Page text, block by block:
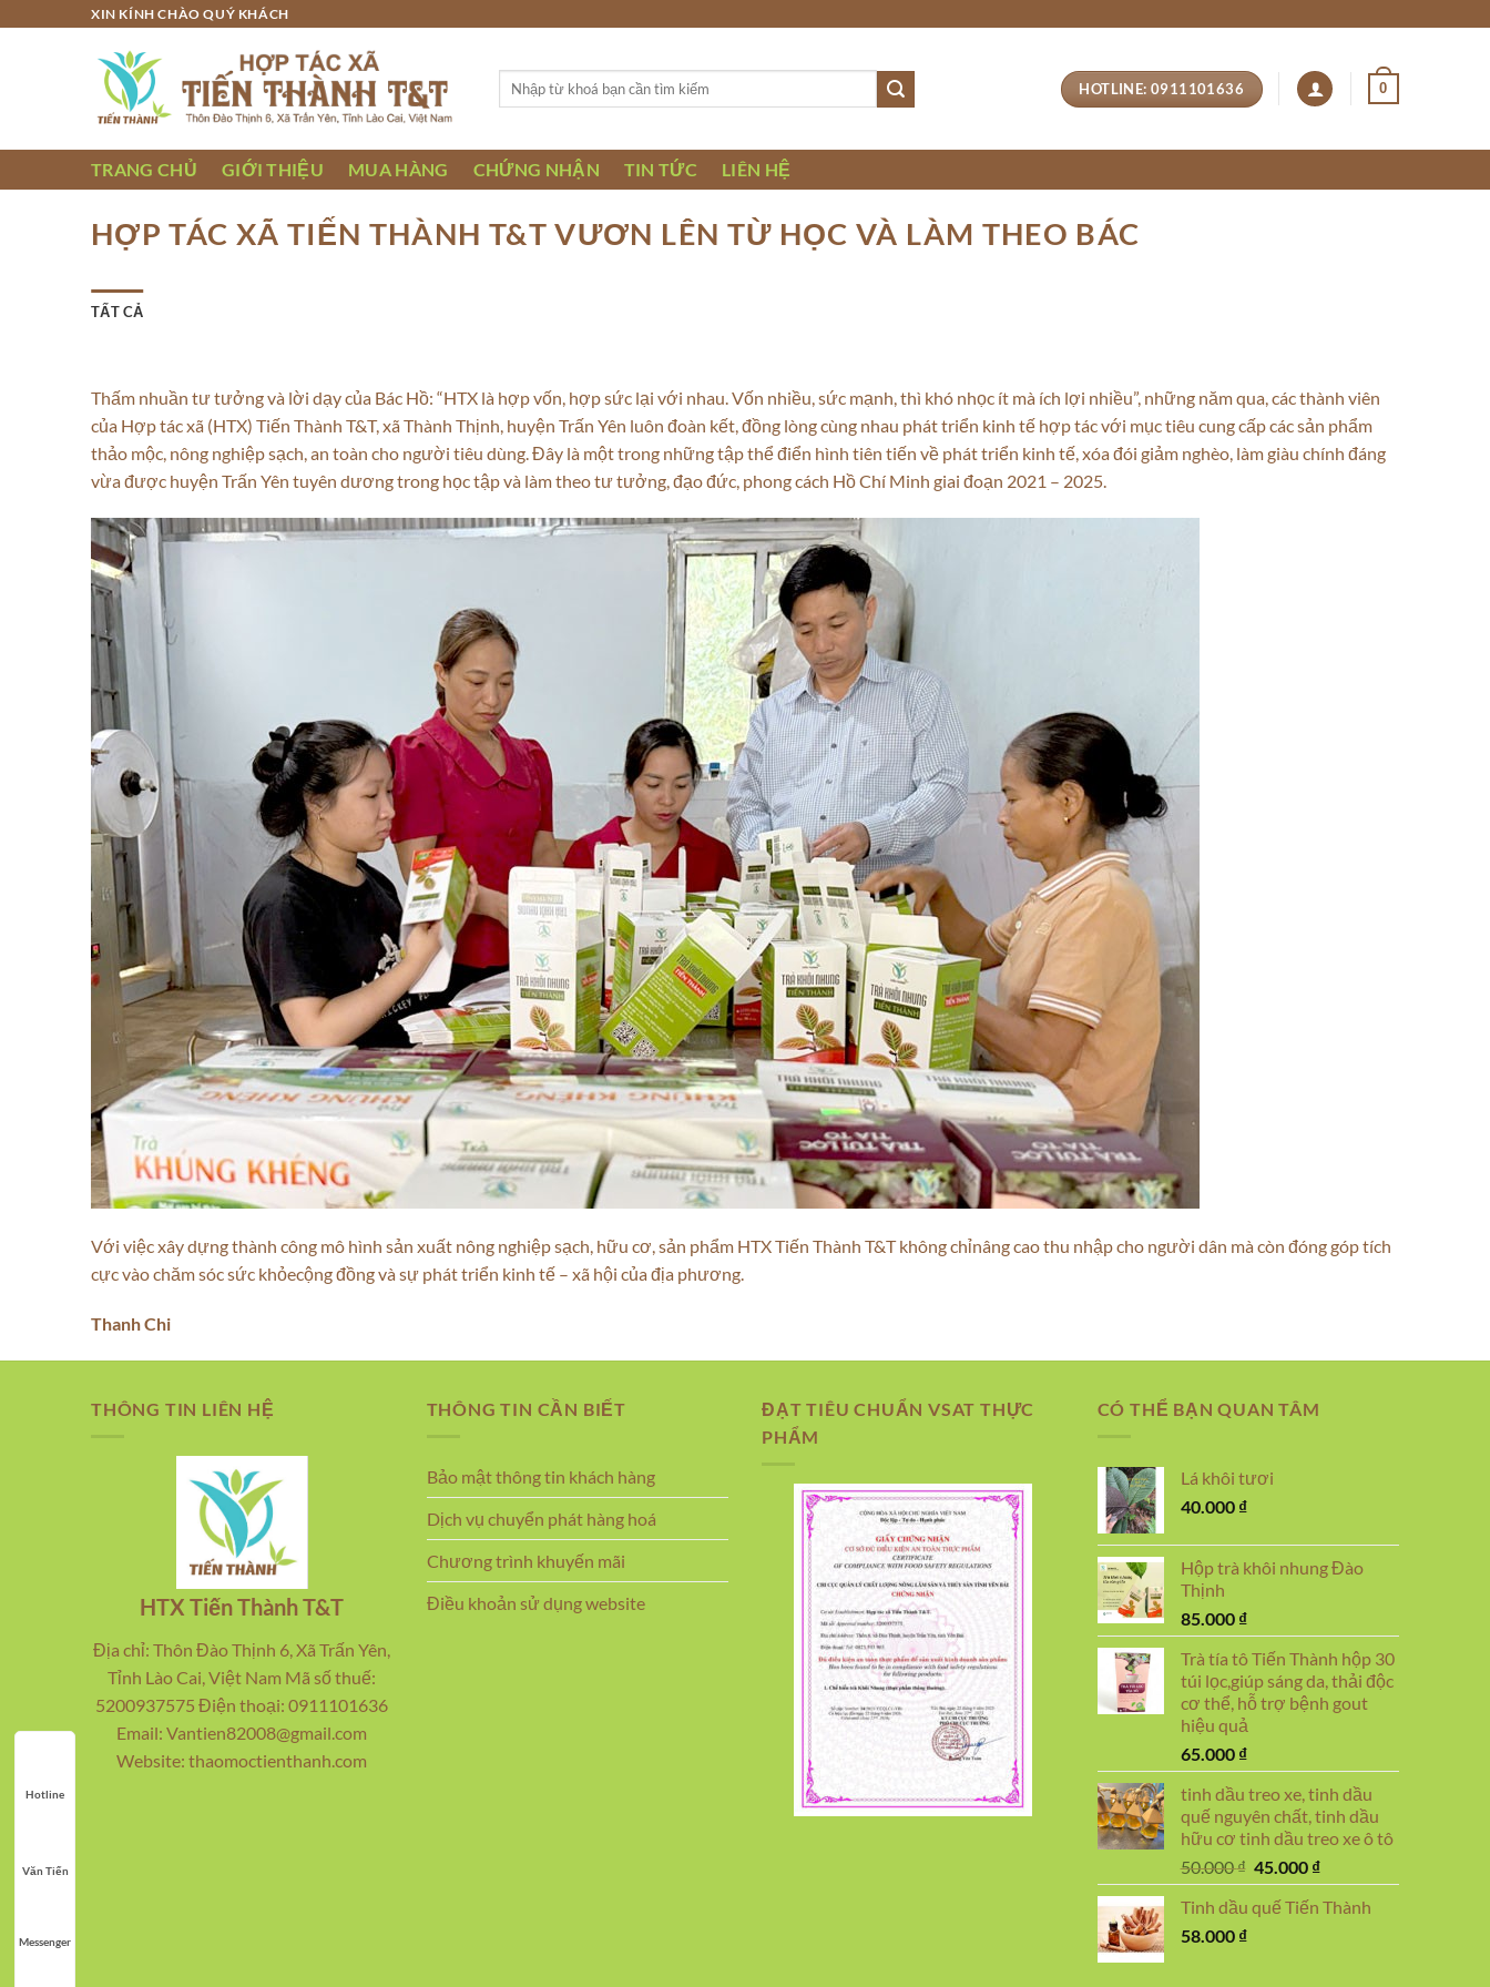
XIN KÍNH CHÀO QUÝ KHÁCH
Tìm
HOTLINE: 0911101636 0
TRANG CHỦ GIỚI THIỆU MUA HÀNG CHỨNG NHẬN TIN TỨC LIÊN HỆ
HỢP TÁC XÃ TIẾN THÀNH T&T VƯƠN LÊN TỪ HỌC VÀ LÀM THEO BÁC
TẤT CẢ
Thấm nhuần tư tưởng và lời dạy của Bác Hồ: “HTX là hợp vốn, hợp sức lại với nhau. Vốn nhiều, sức mạnh, thì khó nhọc ít mà ích lợi nhiều”, những năm qua, các thành viên
của Hợp tác xã (HTX) Tiến Thành T&T, xã Thành Thịnh, huyện Trấn Yên luôn đoàn kết, đồng lòng cùng nhau phát triển kinh tế hợp tác với mục tiêu cung cấp các sản phẩm
thảo mộc, nông nghiệp sạch, an toàn cho người tiêu dùng. Đây là một trong những tập thể điển hình tiên tiến về phát triển kinh tế, xóa đói giảm nghèo, làm giàu chính đáng
vừa được huyện Trấn Yên tuyên dương trong học tập và làm theo tư tưởng, đạo đức, phong cách Hồ Chí Minh giai đoạn 2021 – 2025.
Với việc xây dựng thành công mô hình sản xuất nông nghiệp sạch, hữu cơ, sản phẩm HTX Tiến Thành T&T không chỉnâng cao thu nhập cho người dân mà còn đóng góp tích
cực vào chăm sóc sức khỏecộng đồng và sự phát triển kinh tế – xã hội của địa phương.
Thanh Chi
THÔNG TIN LIÊN HỆ
HTX Tiến Thành T&T
Địa chỉ: Thôn Đào Thịnh 6, Xã Trấn Yên,
Tỉnh Lào Cai, Việt Nam Mã số thuế:
5200937575 Điện thoại: 0911101636
Email: Vantien82008@gmail.com
Website: thaomoctienthanh.com
THÔNG TIN CẦN BIẾT
Bảo mật thông tin khách hàng
Dịch vụ chuyển phát hàng hoá
Chương trình khuyến mãi
Điều khoản sử dụng website
ĐẠT TIÊU CHUẨN VSAT THỰC
PHẨM
CÓ THỂ BẠN QUAN TÂM
Lá khôi tươi
40.000 ₫
Hộp trà khôi nhung Đào
Thịnh
85.000 ₫
Trà tía tô Tiến Thành hộp 30
túi lọc,giúp sáng da, thải độc
cơ thể, hỗ trợ bệnh gout
hiệu quả
65.000 ₫
tinh dầu treo xe, tinh dầu
quế nguyên chất, tinh dầu
hữu cơ tinh dầu treo xe ô tô
50.000₫ Giá
gốc
là:
45.000 ₫Giá
hiện
tại
Tinh dầu quế Tiến Thành
58.000 ₫
Hotline
Văn Tiến
Messenger